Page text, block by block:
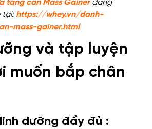
tăng cân Mass Gainerđang
tại: https://whey.vn/danh-
mass-gainer.html
và tập luyện
muốn bắp chân
dưỡng đầy đủ :